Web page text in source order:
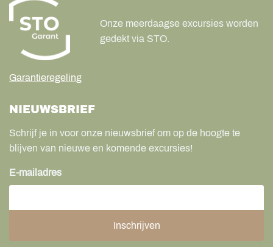
Garantieregeling
Onze meerdaagse excursies worden
gedekt via STO.
NIEUWSBRIEF
Schrijf je in voor onze nieuwsbrief om op de hoogte te
blijven van nieuwe en komende excursies!
E-mailadres